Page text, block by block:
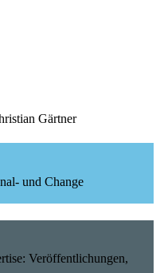
Gärtner
und Change
Veröffentlichungen,